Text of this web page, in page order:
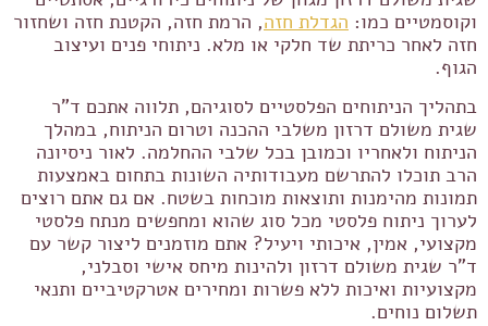
וקוסמטיים כמו: הגדלת חזה, הרמת חזה, הקטנת חזה ושחזור
חזה לאחר כריתת שד חלקי או מלא. ניתוחי פנים ועיצוב
הגוף.
בתהליך הניתוחים הפלסטיים לסוגיהם, תלווה אתכם ד"ר
שגית משולם דרזון משלבי ההכנה וטרום הניתוח, במהלך
הניתוח ולאחריו וכמובן בכל שלבי ההחלמה. לאור ניסיונה
הרב תוכלו להתרשם מעבודותיה השונות בתחום באמצעות
תמונות מהימנות ותוצאות מוכחות בשטח. אם גם אתם רוצים
לערוך ניתוח פלסטי מכל סוג שהוא ומחפשים מנתח פלסטי
מקצועי, אמין, איכותי ויעיל? אתם מוזמנים ליצור קשר עם
ד"ר שגית משולם דרזון ולהינות מיחס אישי וסבלני,
מקצועיות ואיכות ללא פשרות ומחירים אטרקטיביים ותנאי
תשלום נוחים.